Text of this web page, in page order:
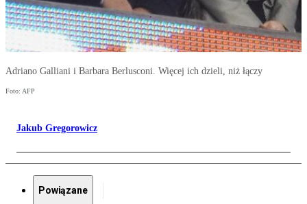
Adriano Galliani i Barbara Berlusconi. Więcej ich dzieli, niż łączy
Foto: AFP
Jakub Gregorowicz
Powiązane